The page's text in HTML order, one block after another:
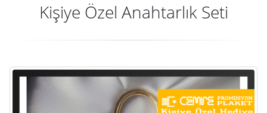
Kişiye Özel Anahtarlık Seti